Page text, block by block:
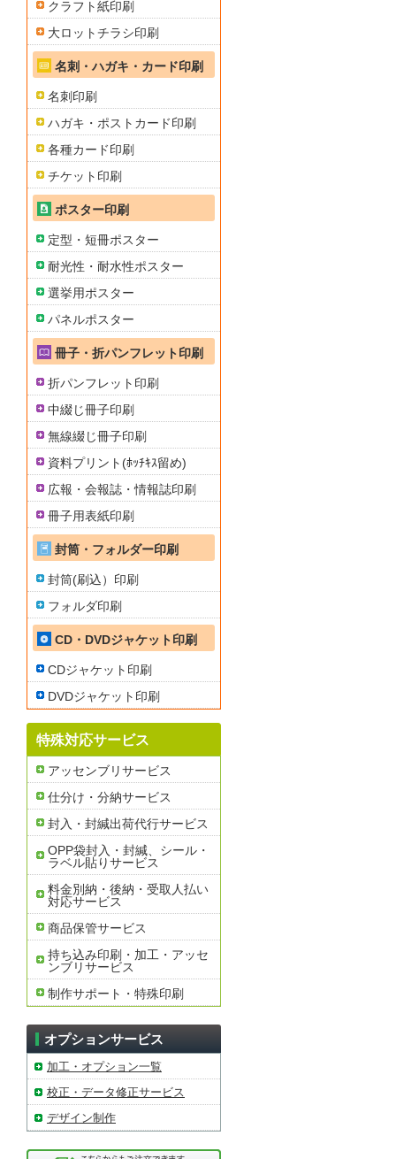
クラフト紙印刷
大ロットチラシ印刷
名刺・ハガキ・カード印刷
名刺印刷
ハガキ・ポストカード印刷
各種カード印刷
チケット印刷
ポスター印刷
定型・短冊ポスター
耐光性・耐水性ポスター
選挙用ポスター
パネルポスター
冊子・折パンフレット印刷
折パンフレット印刷
中綴じ冊子印刷
無線綴じ冊子印刷
資料プリント(ﾎｯﾁｷｽ留め)
広報・会報誌・情報誌印刷
冊子用表紙印刷
封筒・フォルダー印刷
封筒(刷込）印刷
フォルダ印刷
CD・DVDジャケット印刷
CDジャケット印刷
DVDジャケット印刷
特殊対応サービス
アッセンブリサービス
仕分け・分納サービス
封入・封緘出荷代行サービス
OPP袋封入・封緘、シール・
ラベル貼りサービス
料金別納・後納・受取人払い
対応サービス
商品保管サービス
持ち込み印刷・加工・アッセ
ンブリサービス
制作サポート・特殊印刷
オプションサービス
加工・オプション一覧
校正・データ修正サービス
デザイン制作